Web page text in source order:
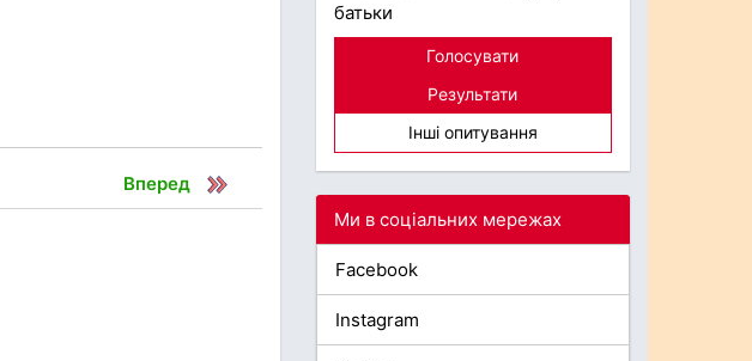
Вперед
батьки
Голосувати
Результати
Інші опитування
Ми в соціальних мережах
Facebook
Instagram